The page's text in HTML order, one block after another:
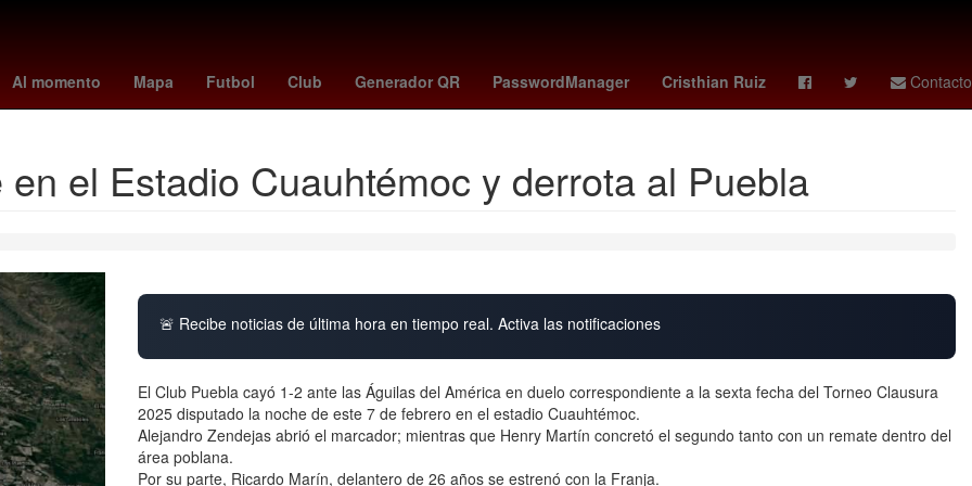
Al momento Mapa Futbol Club Generador QR PasswordManager Cristhian Ruiz Contacto
México Suena Villa Madero Zapotlán de Juárez Hernán Cortés Henipavirus Mario Arturo Moreno Ivanova Nueva Italia
en el Estadio Cuauhtémoc y derrota al Puebla
🚨 Recibe noticias de última hora en tiempo real. Activa las notificaciones
El Club Puebla cayó 1-2 ante las Águilas del América en duelo correspondiente a la sexta fecha del Torneo Clausura
2025 disputado la noche de este 7 de febrero en el estadio Cuauhtémoc.
Alejandro Zendejas abrió el marcador; mientras que Henry Martín concretó el segundo tanto con un remate dentro del
área poblana.
Por su parte, Ricardo Marín, delantero de 26 años se estrenó con la Franja.